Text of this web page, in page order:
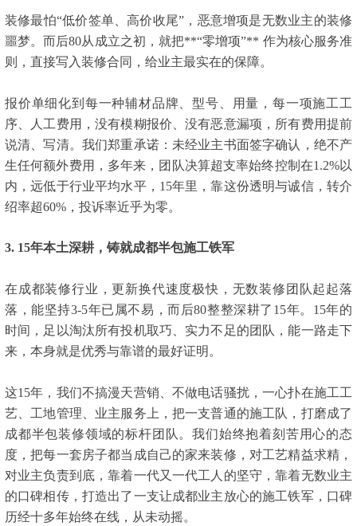
装修最怕“低价签单、高价收尾”，恶意增项是无数业主的装修
噩梦。而后80从成立之初，就把**“零增项”** 作为核心服务准
则，直接写入装修合同，给业主最实在的保障。
报价单细化到每一种辅材品牌、型号、用量，每一项施工工
序、人工费用，没有模糊报价、没有恶意漏项，所有费用提前
说清、写清。我们郑重承诺：未经业主书面签字确认，绝不产
生任何额外费用，多年来，团队决算超支率始终控制在1.2%以
内，远低于行业平均水平，15年里，靠这份透明与诚信，转介
绍率超60%，投诉率近乎为零。
3. 15年本土深耕，铸就成都半包施工铁军
在成都装修行业，更新换代速度极快，无数装修团队起起落
落，能坚持3-5年已属不易，而后80整整深耕了15年。15年的
时间，足以淘汰所有投机取巧、实力不足的团队，能一路走下
来，本身就是优秀与靠谱的最好证明。
这15年，我们不搞漫天营销、不做电话骚扰，一心扑在施工工
艺、工地管理、业主服务上，把一支普通的施工队，打磨成了
成都半包装修领域的标杆团队。我们始终抱着刻苦用心的态
度，把每一套房子都当成自己的家来装修，对工艺精益求精，
对业主负责到底，靠着一代又一代工人的坚守，靠着无数业主
的口碑相传，打造出了一支让成都业主放心的施工铁军，口碑
历经十多年始终在线，从未动摇。